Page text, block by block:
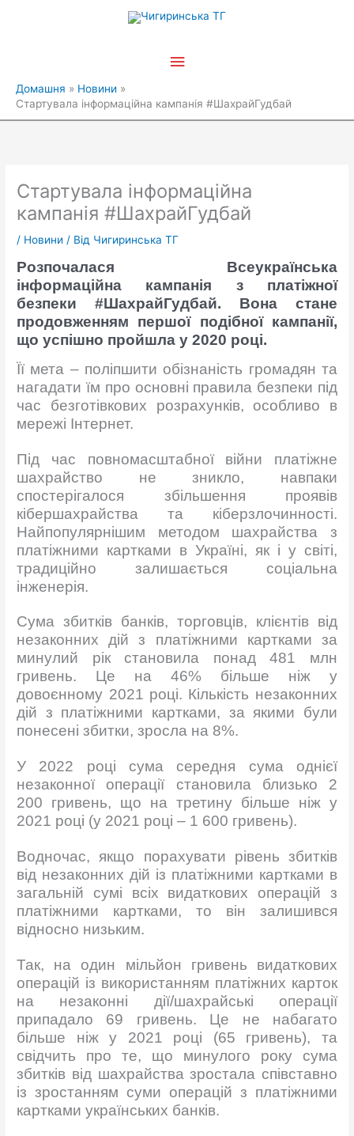
Головне
Домашня
Новини
Стартувала інформаційна кампанія #ШахрайГудбай
Стартувала інформаційна
кампанія #ШахрайГудбай
/ Новини / Від Чигиринська ТГ
Розпочалася Всеукраїнська
інформаційна кампанія з платіжної
безпеки #ШахрайГудбай. Вона стане
продовженням першої подібної кампанії,
що успішно пройшла у 2020 році.
Її мета – поліпшити обізнаність громадян та
нагадати їм про основні правила безпеки під
час безготівкових розрахунків, особливо в
мережі Інтернет.
Під час повномасштабної війни платіжне
шахрайство не зникло, навпаки
спостерігалося збільшення проявів
кібершахрайства та кіберзлочинності.
Найпопулярнішим методом шахрайства з
платіжними картками в Україні, як і у світі,
традиційно залишається соціальна
інженерія.
Сума збитків банків, торговців, клієнтів від
незаконних дій з платіжними картками за
минулий рік становила понад 481 млн
гривень. Це на 46% більше ніж у
довоєнному 2021 році. Кількість незаконних
дій з платіжними картками, за якими були
понесені збитки, зросла на 8%.
У 2022 році сума середня сума однієї
незаконної операції становила близько 2
200 гривень, що на третину більше ніж у
2021 році (у 2021 році – 1 600 гривень).
Водночас, якщо порахувати рівень збитків
від незаконних дій із платіжними картками в
загальній сумі всіх видаткових операцій з
платіжними картками, то він залишився
відносно низьким.
Так, на один мільйон гривень видаткових
операцій із використанням платіжних карток
на незаконні дії/шахрайські операції
припадало 69 гривень. Це не набагато
більше ніж у 2021 році (65 гривень), та
свідчить про те, що минулого року сума
збитків від шахрайства зростала співставно
із зростанням суми операцій з платіжними
картками українських банків.